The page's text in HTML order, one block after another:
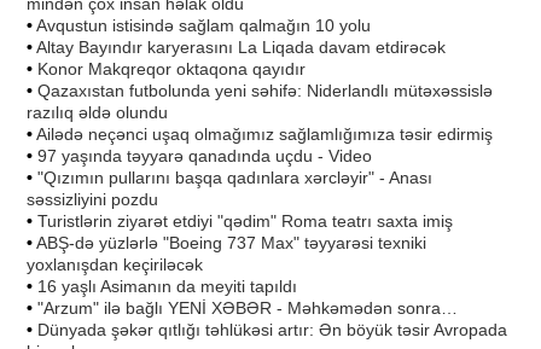
•Avqustun istisində sağlam qalmağın 10 yolu
•Altay Bayındır karyerasını La Liqada davam etdirəcək
• Konor Makqreqor oktaqona qayıdır
• Qazaxıstan futbolunda yeni səhifə: Niderlandlı mütəxəssislə
razılıq əldə olundu
•Ailədə neçənci uşaq olmağımız sağlamlığımıza təsir edirmiş
• 97 yaşında təyyarə qanadında uçdu - Video
• "Qızımın pullarını başqa qadınlara xərcləyir" - Anası
səssizliyini pozdu
• Turistlərin ziyarət etdiyi "qədim" Roma teatrı saxta imiş
•ABŞ-də yüzlərlə "Boeing 737 Max" təyyarəsi texniki
yoxlanışdan keçiriləcək
• 16 yaşlı Asimanın da meyiti tapıldı
• "Arzum" ilə bağlı YENİ XƏBƏR - Məhkəmədən sonra…
• Dünyada şəkər qıtlığı təhlükəsi artır: Ən böyük təsir Avropada